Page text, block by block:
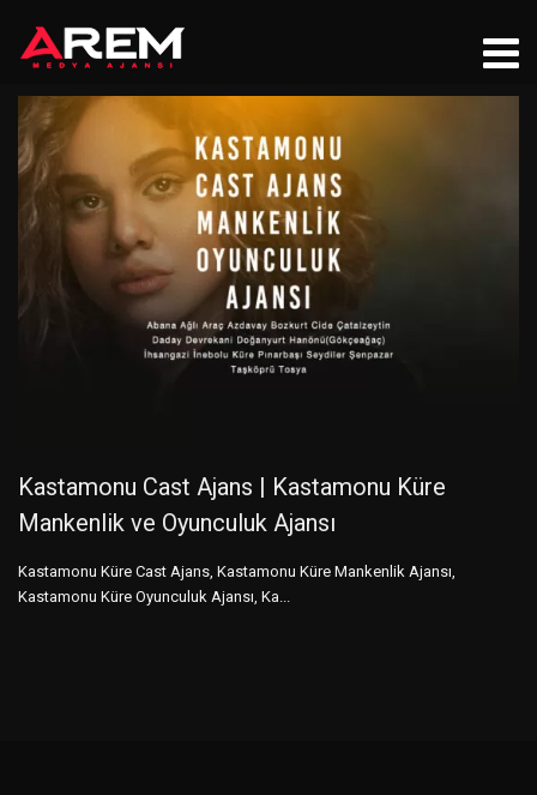
Kastamonu Cast Ajans | Kastamonu Küre
Mankenlik ve Oyunculuk Ajansı
Kastamonu Küre Cast Ajans, Kastamonu Küre Mankenlik Ajansı,
Kastamonu Küre Oyunculuk Ajansı, Ka...